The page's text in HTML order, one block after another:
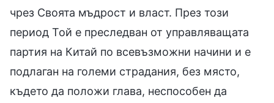
чрез Своята мъдрост и власт. През този
период Той е преследван от управляващата
партия на Китай по всевъзможни начини и е
подлаган на големи страдания, без място,
където да положи глава, неспособен да